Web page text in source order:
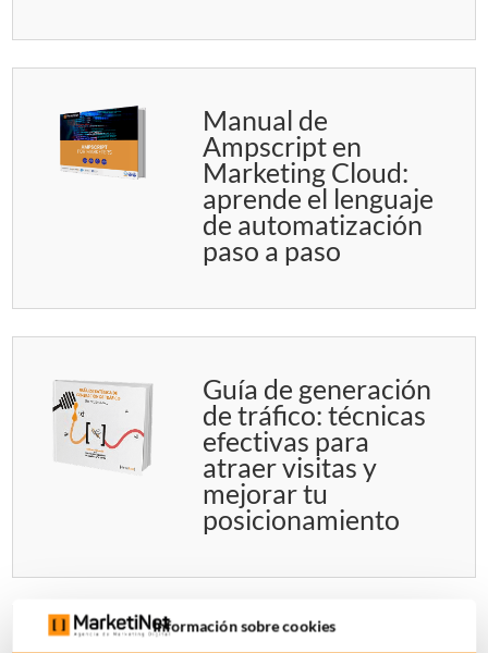
Manual de
Ampscript en
Marketing Cloud:
aprende el lenguaje
de automatización
paso a paso
Guía de generación
de tráfico: técnicas
efectivas para
atraer visitas y
mejorar tu
posicionamiento
Información sobre cookies